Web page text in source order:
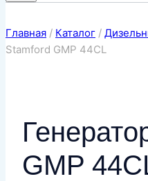
Главная / Каталог /
Stamford GMP 44CL
GMP